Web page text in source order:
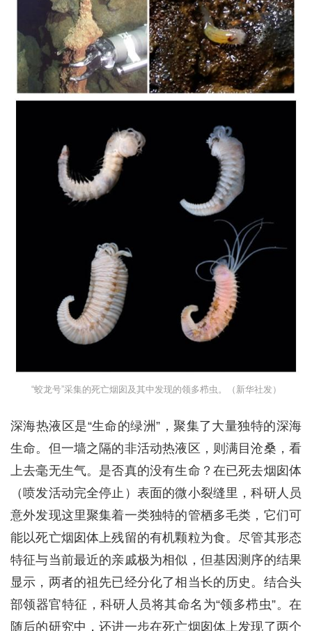
“蛟龙号”采集的死亡烟囱及其中发现的领多栉虫。（新华社发）
深海热液区是“生命的绿洲”，聚集了大量独特的深海
生命。但一墙之隔的非活动热液区，则满目沧桑，看
上去毫无生气。是否真的没有生命？在已死去烟囱体
（喷发活动完全停止）表面的微小裂缝里，科研人员
意外发现这里聚集着一类独特的管栖多毛类，它们可
能以死亡烟囱体上残留的有机颗粒为食。尽管其形态
特征与当前最近的亲戚极为相似，但基因测序的结果
显示，两者的祖先已经分化了相当长的历史。结合头
部领器官特征，科研人员将其命名为“领多栉虫”。在
随后的研究中，还进一步在死亡烟囱体上发现了两个